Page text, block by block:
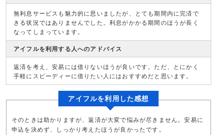
無利息サービスも魅力的に思いましたが、とても期間内に完済で
きる状況ではありませんでした。利息がかかる期間のほうが長く
なってしまっています。
アイフルを利用する人へのアドバイス
返済を考え、安易には借りないほうが良いです。ただ、とにかく
手軽にスピーディーに借りたい人にはおすすめだと思います。
アイフルを利用した感想
そのときは助かりますが、返済が大変で悩みが尽きません。安易に
申込を決めず、しっかり考えたほうが良かったです。